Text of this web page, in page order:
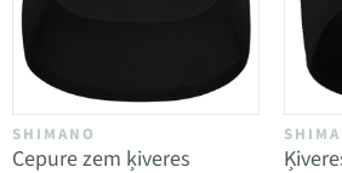
SHIMANO
Cepure zem ķiveres